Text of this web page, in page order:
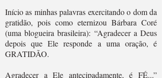
Início as minhas palavras exercitando o dom da
gratidão, pois como eternizou Bárbara Coré
(uma blogueira brasileira): “Agradecer a Deus
depois que Ele responde a uma oração, é
GRATIDÃO.
Agradecer a Ele antecipadamente, é FÉ...”